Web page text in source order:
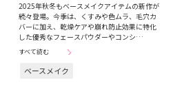
2025年秋冬もベースメイクアイテムの新作が
続々登場。今季は、くすみや色ムラ、毛穴カ
バーに加え、乾燥ケアや崩れ防止効果に特化
した優秀なフェースパウダーやコンシ…
すべて読む
ベースメイク